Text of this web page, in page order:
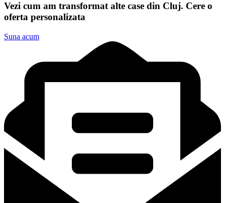
Vezi cum am transformat alte case din Cluj. Cere o
oferta personalizata
Suna acum